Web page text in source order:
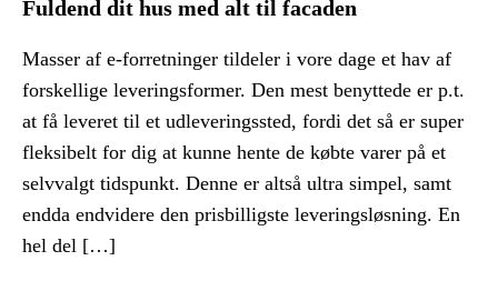
Fuldend dit hus med alt til facaden
Masser af e-forretninger tildeler i vore dage et hav af
forskellige leveringsformer. Den mest benyttede er p.t.
at få leveret til et udleveringssted, fordi det så er super
fleksibelt for dig at kunne hente de købte varer på et
selvvalgt tidspunkt. Denne er altså ultra simpel, samt
endda endvidere den prisbilligste leveringsløsning. En
hel del […]